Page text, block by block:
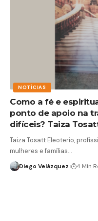
NOTÍCIAS
Como a fé e
ponto de apoio na
difíceis? Taiza
Taiza Tosatt Eleoterio,
mulheres e famílias…
Diego Velázquez 4 Min